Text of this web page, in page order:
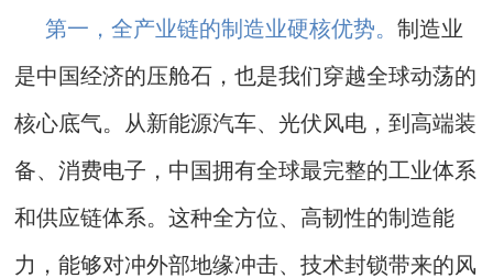
第一，全产业链的制造业硬核优势。制造业
是中国经济的压舱石，也是我们穿越全球动荡的
核心底气。从新能源汽车、光伏风电，到高端装
备、消费电子，中国拥有全球最完整的工业体系
和供应链体系。这种全方位、高韧性的制造能
力，能够对冲外部地缘冲击、技术封锁带来的风